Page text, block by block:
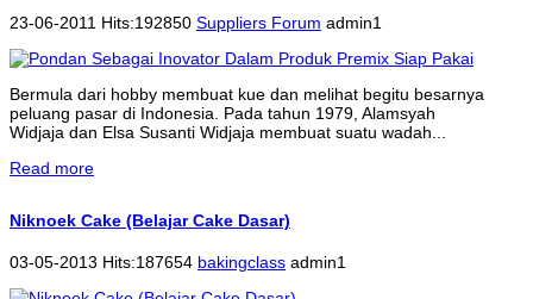
23-06-2011 Hits:192850 Suppliers Forum admin1
Bermula dari hobby membuat kue dan melihat begitu besarnya
peluang pasar di Indonesia. Pada tahun 1979, Alamsyah
Widjaja dan Elsa Susanti Widjaja membuat suatu wadah...
Read more
Niknoek Cake (Belajar Cake Dasar)
03-05-2013 Hits:187654 bakingclass admin1